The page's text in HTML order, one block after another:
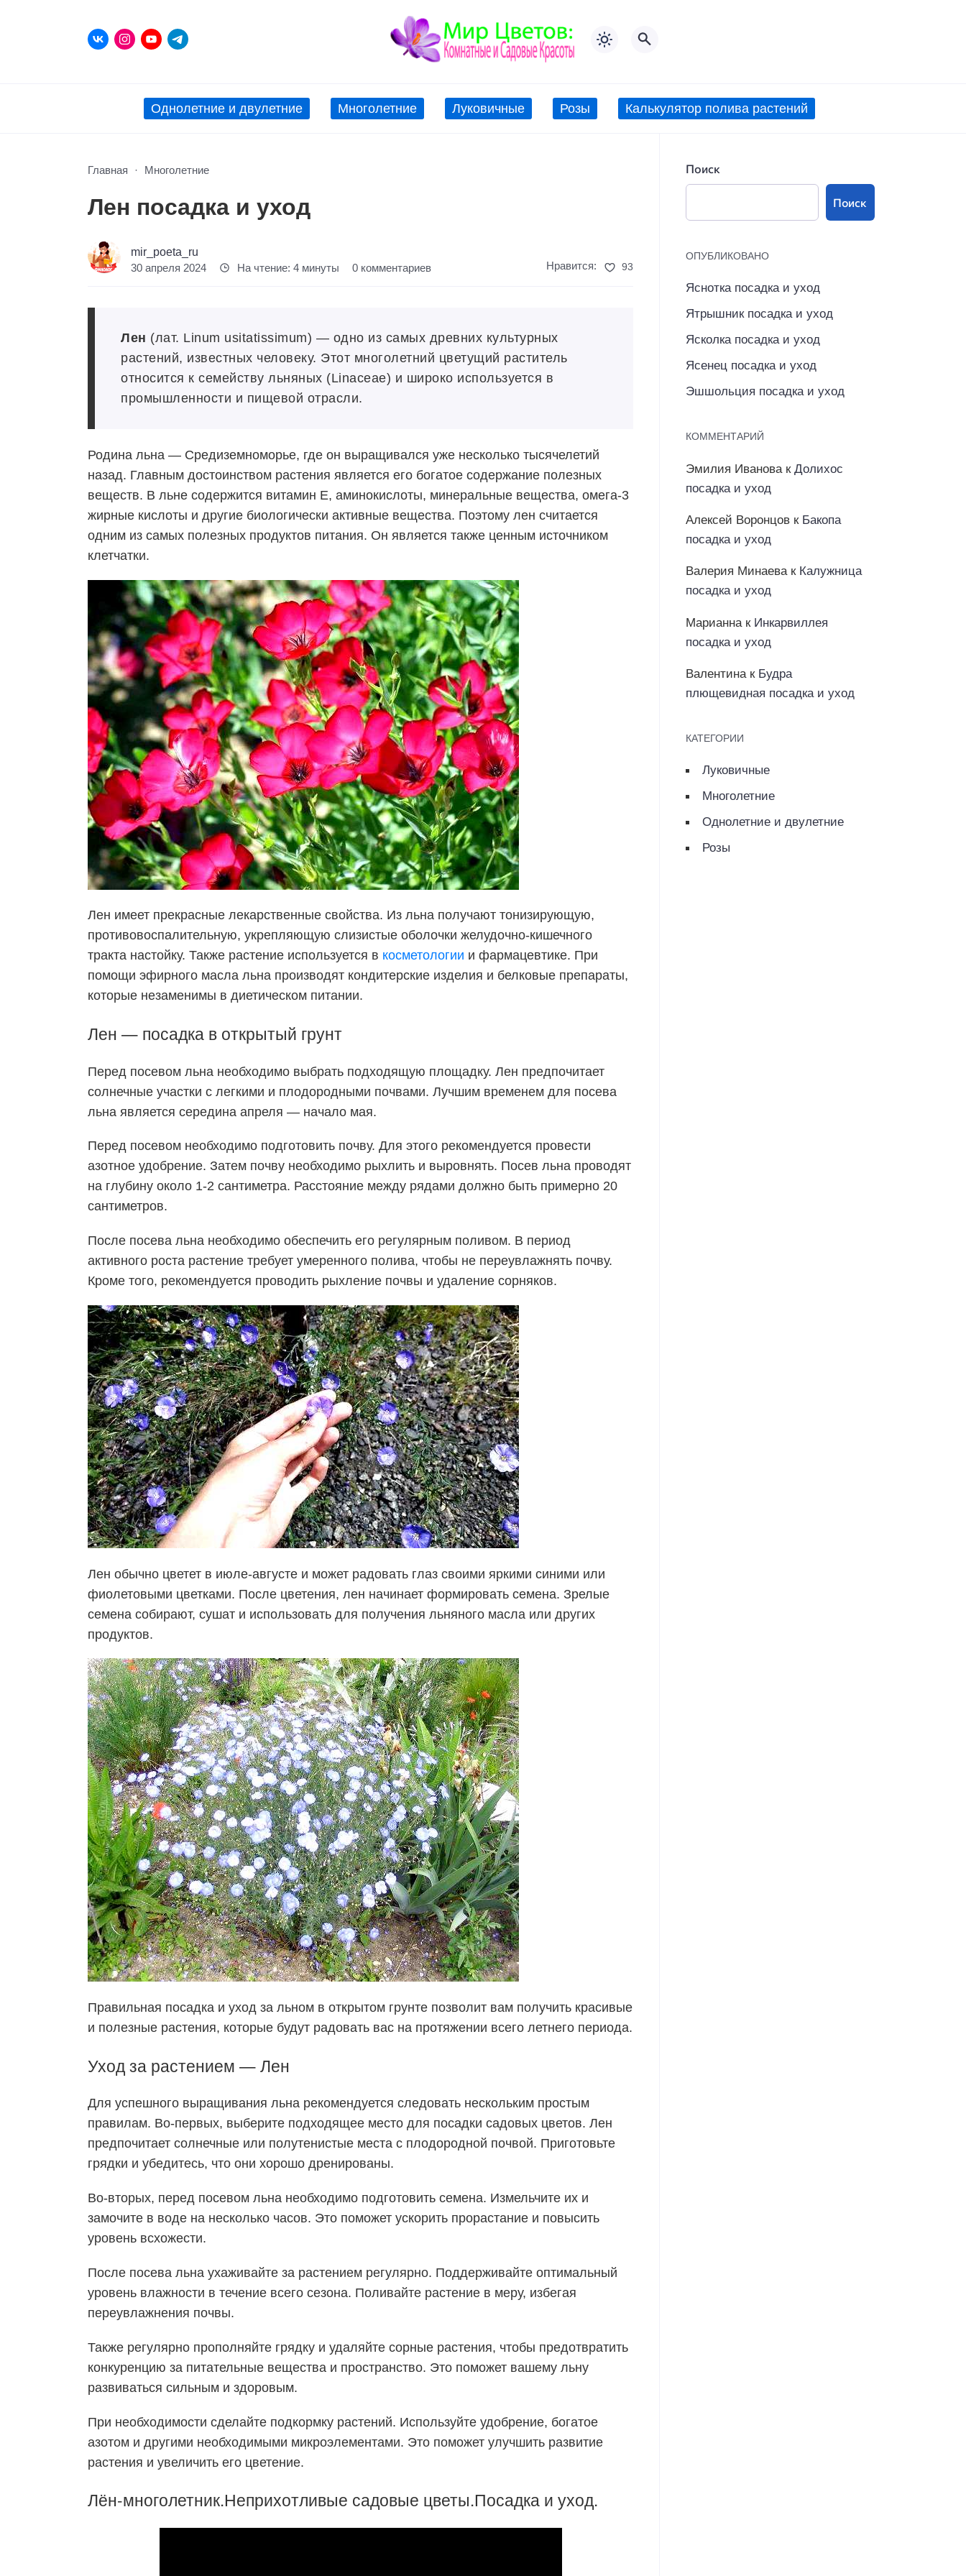
Однолетние и двулетние Многолетние Луковичные Розы Калькулятор полива растений
Главная Многолетние
Лен посадка и уход
mir_poeta_ru
30 апреля 2024 На чтение: 4 минуты 0 комментариев Нравится: 93
Лен (лат. Linum usitatissimum) — одно из самых древних культурных
растений, известных человеку. Этот многолетний цветущий раститель
относится к семейству льняных (Linaceae) и широко используется в
промышленности и пищевой отрасли.
Родина льна — Средиземноморье, где он выращивался уже несколько тысячелетий
назад. Главным достоинством растения является его богатое содержание полезных
веществ. В льне содержится витамин Е, аминокислоты, минеральные вещества, омега-3
жирные кислоты и другие биологически активные вещества. Поэтому лен считается
одним из самых полезных продуктов питания. Он является также ценным источником
клетчатки.
Лен имеет прекрасные лекарственные свойства. Из льна получают тонизирующую,
противовоспалительную, укрепляющую слизистые оболочки желудочно-кишечного
тракта настойку. Также растение используется в косметологии и фармацевтике. При
помощи эфирного масла льна производят кондитерские изделия и белковые препараты,
которые незаменимы в диетическом питании.
Лен — посадка в открытый грунт
Перед посевом льна необходимо выбрать подходящую площадку. Лен предпочитает
солнечные участки с легкими и плодородными почвами. Лучшим временем для посева
льна является середина апреля — начало мая.
Перед посевом необходимо подготовить почву. Для этого рекомендуется провести
азотное удобрение. Затем почву необходимо рыхлить и выровнять. Посев льна проводят
на глубину около 1-2 сантиметра. Расстояние между рядами должно быть примерно 20
сантиметров.
После посева льна необходимо обеспечить его регулярным поливом. В период
активного роста растение требует умеренного полива, чтобы не переувлажнять почву.
Кроме того, рекомендуется проводить рыхление почвы и удаление сорняков.
Лен обычно цветет в июле-августе и может радовать глаз своими яркими синими или
фиолетовыми цветками. После цветения, лен начинает формировать семена. Зрелые
семена собирают, сушат и использовать для получения льняного масла или других
продуктов.
Правильная посадка и уход за льном в открытом грунте позволит вам получить красивые
и полезные растения, которые будут радовать вас на протяжении всего летнего периода.
Уходза растением — Лен
Для успешного выращивания льна рекомендуется следовать нескольким простым
правилам. Во-первых, выберите подходящее место для посадки садовых цветов. Лен
предпочитает солнечные или полутенистые места с плодородной почвой. Приготовьте
грядки и убедитесь, что они хорошо дренированы.
Во-вторых, перед посевом льна необходимо подготовить семена. Измельчите их и
замочите в воде на несколько часов. Это поможет ускорить прорастание и повысить
уровень всхожести.
После посева льна ухаживайте за растением регулярно. Поддерживайте оптимальный
уровень влажности в течение всего сезона. Поливайте растение в меру, избегая
переувлажнения почвы.
Также регулярно прополняйте грядку и удаляйте сорные растения, чтобы предотвратить
конкуренцию за питательные вещества и пространство. Это поможет вашему льну
развиваться сильным и здоровым.
При необходимости сделайте подкормку растений. Используйте удобрение, богатое
азотом и другими необходимыми микроэлементами. Это поможет улучшить развитие
растения и увеличить его цветение.
Лён-многолетник.Неприхотливые садовые цветы.Посадка и уход.
Поиск
Поиск
ОПУБЛИКОВАНО
Яснотка посадка и уход
Ятрышник посадка и уход
Ясколка посадка и уход
Ясенец посадка и уход
Эшшольция посадка и уход
КОММЕНТАРИЙ
Эмилия Иванова кДолихос
посадка и уход
Алексей Воронцов к Бакопа
посадка и уход
Валерия Минаевак Калужница
посадка и уход
Марианна к Инкарвиллея
посадка и уход
Валентина к Будра
плющевидная посадка и уход
КАТЕГОРИИ
Луковичные
Многолетние
Однолетние и двулетние
Розы